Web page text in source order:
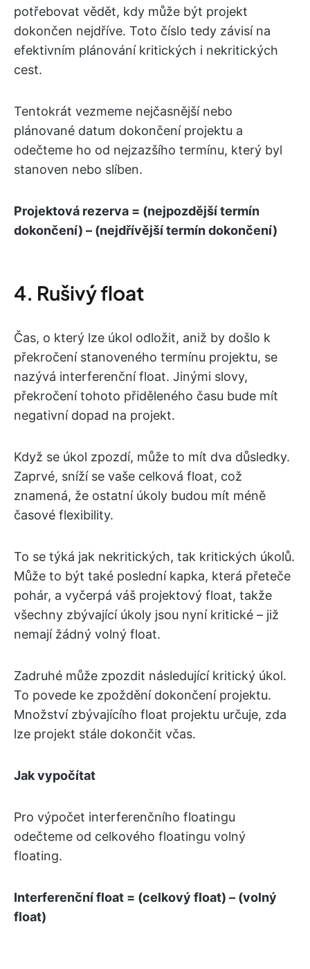
potřebovat vědět, kdy může být projekt
dokončen nejdříve. Toto číslo tedy závisí na
efektivním plánování kritických i nekritických
cest.
Tentokrát vezmeme nejčasnější nebo
plánované datum dokončení projektu a
odečteme ho od nejzazšího termínu, který byl
stanoven nebo slíben.
Projektová rezerva = (nejpozdější termín
dokončení) – (nejdřívější termín dokončení)
4. Rušivý float
Čas, o který lze úkol odložit, aniž by došlo k
překročení stanoveného termínu projektu, se
nazývá interferenční float. Jinými slovy,
překročení tohoto přiděleného času bude mít
negativní dopad na projekt.
Když se úkol zpozdí, může to mít dva důsledky.
Zaprvé, sníží se vaše celková float, což
znamená, že ostatní úkoly budou mít méně
časové flexibility.
To se týká jak nekritických, tak kritických úkolů.
Může to být také poslední kapka, která přeteče
pohár, a vyčerpá váš projektový float, takže
všechny zbývající úkoly jsou nyní kritické – již
nemají žádný volný float.
Zadruhé může zpozdit následující kritický úkol.
To povede ke zpoždění dokončení projektu.
Množství zbývajícího float projektu určuje, zda
lze projekt stále dokončit včas.
Jak vypočítat
Pro výpočet interferenčního floatingu
odečteme od celkového floatingu volný
floating.
Interferenční float = (celkový float) – (volný
float)